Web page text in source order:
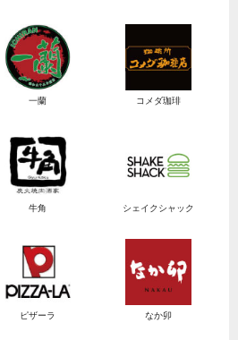
一蘭 コメダ珈琲
牛角 シェイクシャック
ピザーラ なか卯